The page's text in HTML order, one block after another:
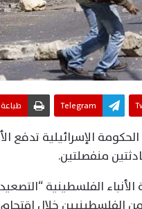
Telegram طباعة
الإسرائيلية تدفع
الفلسطينية